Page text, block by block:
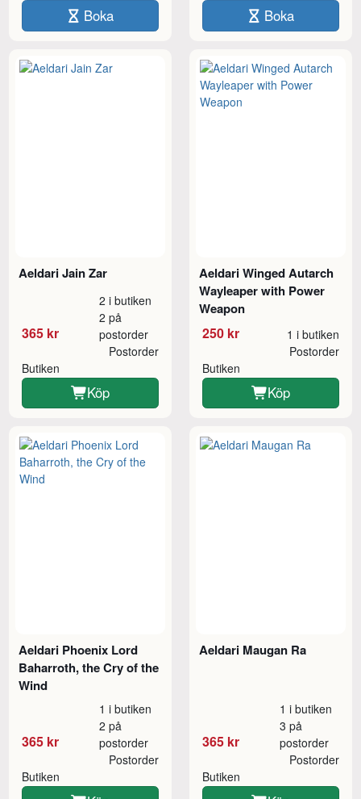
Boka Boka
Aeldari Jain Zar
365 kr
2 i butiken
2 på
postorder
Butiken
Postorder
Köp
Aeldari Winged Autarch
Wayleaper with Power
Weapon
250 kr 1 i butiken
Butiken
Postorder
Köp
Aeldari Phoenix Lord
Baharroth, the Cry of the
Wind
365 kr
1 i butiken
2 på
postorder
Butiken
Postorder
Aeldari Maugan Ra
365 kr
1 i butiken
3 på
postorder
Butiken
Postorder